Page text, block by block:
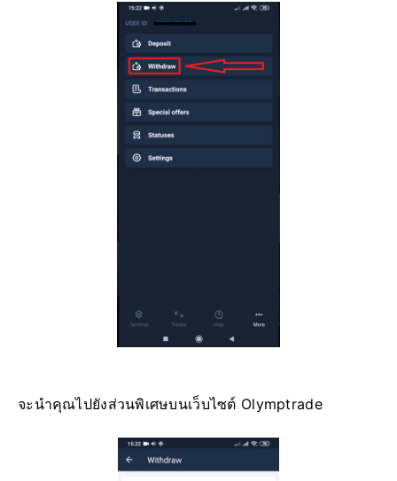
จะนำคุณไปยังส่วนพิเศษบนเว็บไซต์ Olymptrade